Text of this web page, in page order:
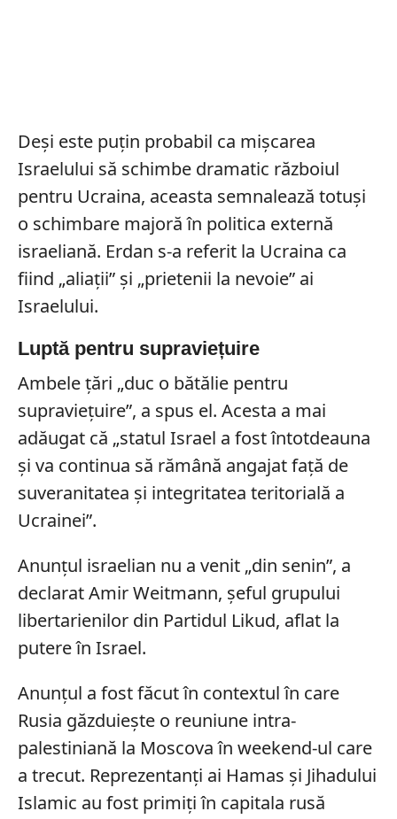
Deși este puțin probabil ca mișcarea
Israelului să schimbe dramatic războiul
pentru Ucraina, aceasta semnalează totuși
o schimbare majoră în politica externă
israeliană. Erdan s-a referit la Ucraina ca
fiind „aliații” și „prietenii la nevoie” ai
Israelului.
Luptă pentru supraviețuire
Ambele țări „duc o bătălie pentru
supraviețuire”, a spus el. Acesta a mai
adăugat că „statul Israel a fost întotdeauna
și va continua să rămână angajat față de
suveranitatea și integritatea teritorială a
Ucrainei”.
Anunțul israelian nu a venit „din senin”, a
declarat Amir Weitmann, șeful grupului
libertarienilor din Partidul Likud, aflat la
putere în Israel.
Anunțul a fost făcut în contextul în care
Rusia găzduiește o reuniune intra-
palestiniană la Moscova în weekend-ul care
a trecut. Reprezentanți ai Hamas și Jihadului
Islamic au fost primiți în capitala rusă